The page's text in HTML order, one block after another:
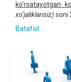
ko‘rsatayotgan
xo‘jaliklarisiz) soni
Batafsil ...